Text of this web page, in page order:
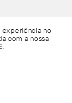
experiência no
com a nossa
.